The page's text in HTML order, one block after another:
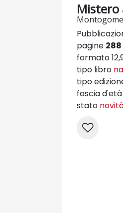
Mistero
pagine 288
formato
tipo libro
tipo
fascia d'età
stato